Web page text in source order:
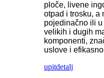
ploče, livene
otpad i trosku, a
pojedinačno ili
velikih i dugih
komponenti,
uslove i
upitdetalj